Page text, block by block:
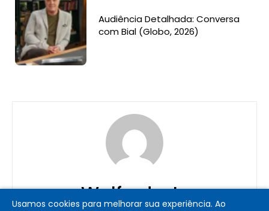
Audiência Detalhada: Conversa
com Bial (Globo, 2026)
Walfredo Jr.
Usamos cookies para melhorar sua experiência. Ao